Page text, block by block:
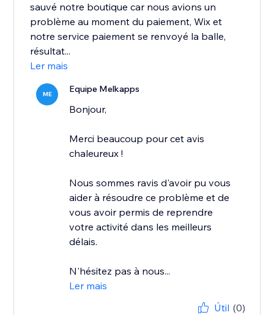
sauvé notre boutique car nous avions un
problème au moment du paiement, Wix et
notre service paiement se renvoyé la balle,
résultat...
Ler mais
ME Equipe Melkapps
Bonjour,
Merci beaucoup pour cet avis
chaleureux !
Nous sommes ravis d'avoir pu vous
aider à résoudre ce problème et de
vous avoir permis de reprendre
votre activité dans les meilleurs
délais.
N'hésitez pas à nous...
Ler mais
Útil (0)